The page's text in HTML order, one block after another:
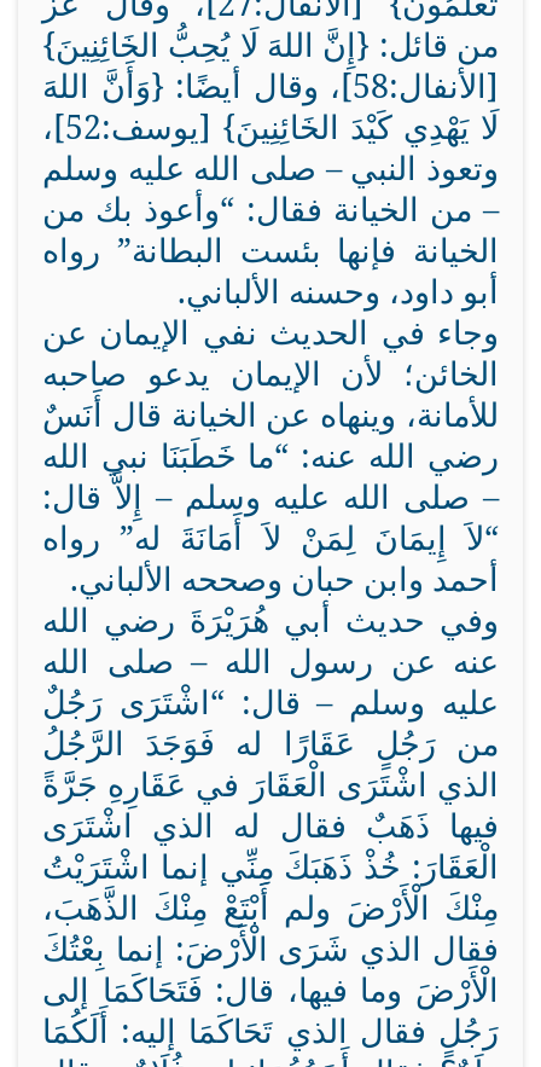
من قائل: {إِنَّ اللهَ لَا يُحِبُّ الخَائِنِينَ}
[الأنفال:58]، وقال أيضًا: {وَأَنَّ اللهَ
لَا يَهْدِي كَيْدَ الخَائِنِينَ} [يوسف:52]،
وتعوذ النبي – صلى الله عليه وسلم
– من الخيانة فقال: “وأعوذ بك من
الخيانة فإنها بئست البطانة” رواه
أبو داود، وحسنه الألباني.
وجاء في الحديث نفي الإيمان عن
الخائن؛ لأن الإيمان يدعو صاحبه
للأمانة، وينهاه عن الخيانة قال أَنَسٌ
رضي الله عنه: “ما خَطَبَنَا نبي الله
– صلى الله عليه وسلم – إِلاَّ قال:
“لاَ إِيمَانَ لِمَنْ لاَ أَمَانَةَ له” رواه
أحمد وابن حبان وصححه الألباني.
وفي حديث أبي هُرَيْرَةَ رضي الله
عنه عن رسول الله – صلى الله
عليه وسلم – قال: “اشْتَرَى رَجُلٌ
من رَجُلٍ عَقَارًا له فَوَجَدَ الرَّجُلُ
الذي اشْتَرَى الْعَقَارَ في عَقَارِهِ جَرَّةً
فيها ذَهَبٌ فقال له الذي اشْتَرَى
الْعَقَارَ: خُذْ ذَهَبَكَ مِنِّي إنما اشْتَرَيْتُ
مِنْكَ الْأَرْضَ ولم أَبْتَعْ مِنْكَ الذَّهَبَ،
فقال الذي شَرَى الْأَرْضَ: إنما بِعْتُكَ
الْأَرْضَ وما فيها، قال: فَتَحَاكَمَا إلى
رَجُلٍ فقال الذي تَحَاكَمَا إليه: أَلَكُمَا